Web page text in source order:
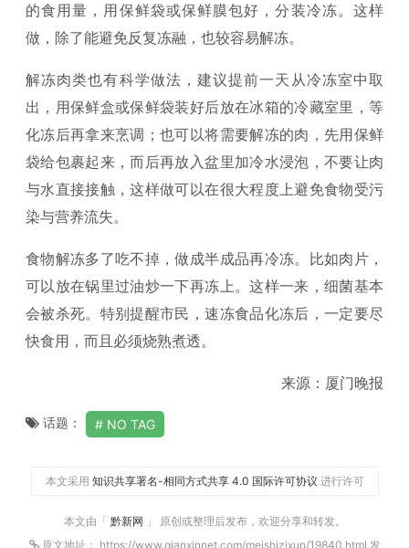
的食用量，用保鲜袋或保鲜膜包好，分装冷冻。这样
做，除了能避免反复冻融，也较容易解冻。
解冻肉类也有科学做法，建议提前一天从冷冻室中取
出，用保鲜盒或保鲜袋装好后放在冰箱的冷藏室里，等
化冻后再拿来烹调；也可以将需要解冻的肉，先用保鲜
袋给包裹起来，而后再放入盆里加冷水浸泡，不要让肉
与水直接接触，这样做可以在很大程度上避免食物受污
染与营养流失。
食物解冻多了吃不掉，做成半成品再冷冻。比如肉片，
可以放在锅里过油炒一下再冻上。这样一来，细菌基本
会被杀死。特别提醒市民，速冻食品化冻后，一定要尽
快食用，而且必须烧熟煮透。
来源：厦门晚报
话题： NO TAG
本文采用 知识共享署名-相同方式共享 4.0 国际许可协议 进行许可
本文由「 黔新网 」 原创或整理后发布，欢迎分享和转发。
原文地址： https://www.qianxinnet.com/meishizixun/19840.html 发